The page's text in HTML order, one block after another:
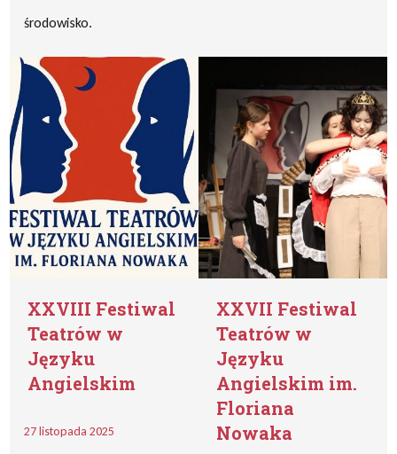
środowisko.
XXVIII Festiwal
Teatrów w
Języku
Angielskim
27 listopada 2025
XXVII Festiwal
Teatrów w
Języku
Angielskim im.
Floriana
Nowaka